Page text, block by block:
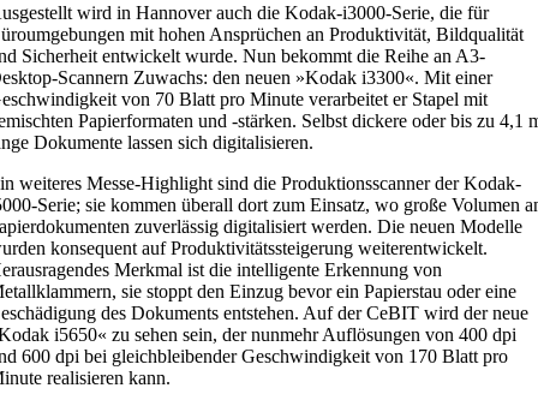
wird in Hannover auch die Kodak-i3000-Serie, die für
mit hohen Ansprüchen an Produktivität, Bildqualität
Sicherheit entwickelt wurde. Nun bekommt die Reihe an A3-
Scannern Zuwachs: den neuen »Kodak i3300«. Mit einer
von 70 Blatt pro Minute verarbeitet er Stapel mit
Papierformaten und -stärken. Selbst dickere oder bis zu 4,1
Dokumente lassen sich digitalisieren.
weiteres Messe-Highlight sind die Produktionsscanner der Kodak-
Serie; sie kommen überall dort zum Einsatz, wo große Volumen
zuverlässig digitalisiert werden. Die neuen Modelle
konsequent auf Produktivitätssteigerung weiterentwickelt.
Merkmal ist die intelligente Erkennung von
sie stoppt den Einzug bevor ein Papierstau oder eine
des Dokuments entstehen. Auf der CeBIT wird der neue
i5650« zu sehen sein, der nunmehr Auflösungen von 400 dpi
600 dpi bei gleichbleibender Geschwindigkeit von 170 Blatt pro
realisieren kann.